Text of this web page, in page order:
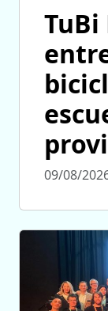
TuBi
09/08/